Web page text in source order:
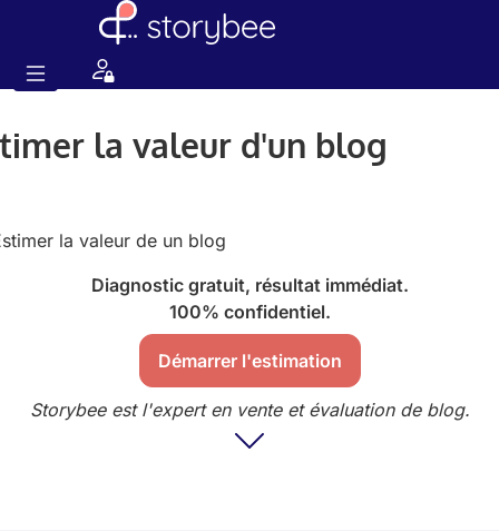
la valeur d'un blog
Diagnostic gratuit, résultat immédiat.
100% confidentiel.
Démarrer l'estimation
Storybee est l'expert en vente et évaluation de blog.